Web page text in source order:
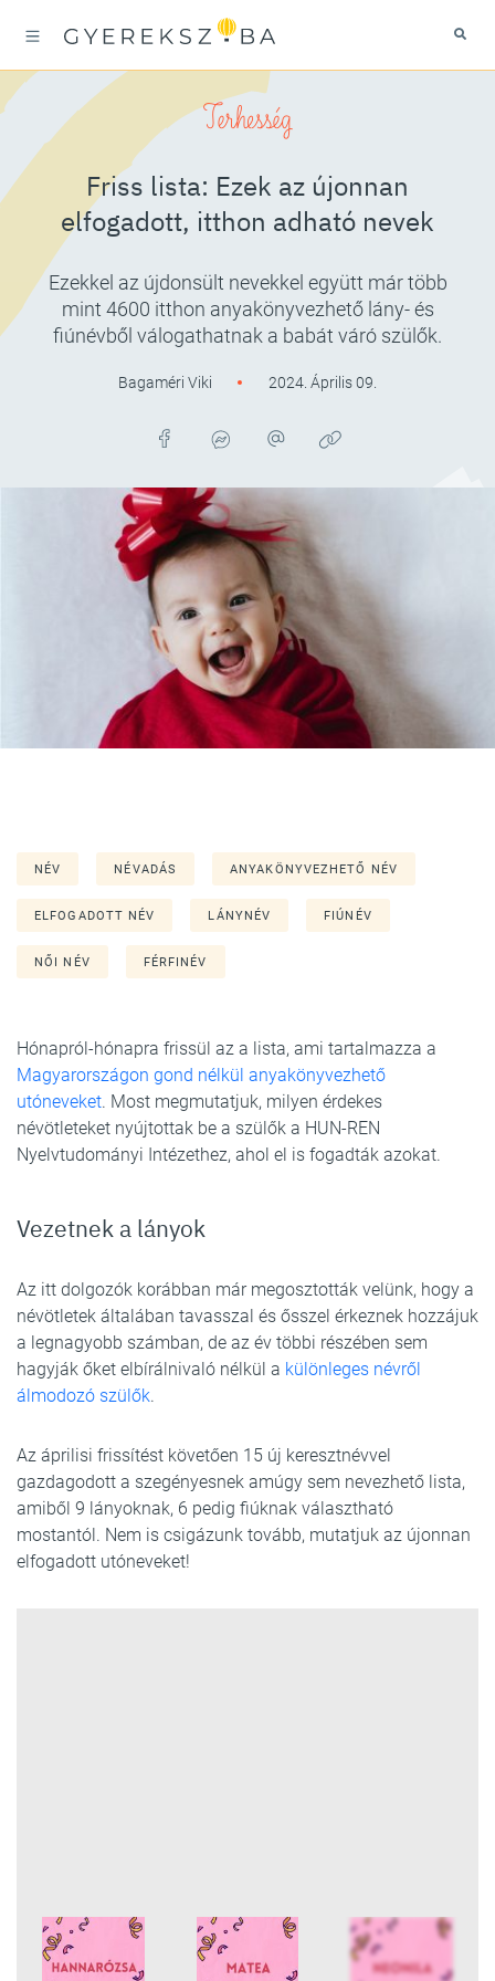
Terhesség
Friss lista: Ezek az újonnan
elfogadott, itthon adható nevek
Ezekkel az újdonsült nevekkel együtt már több
mint 4600 itthon anyakönyvezhető lány- és
fiúnévből válogathatnak a babát váró szülők.
Bagaméri Viki 2024. Április 09.
NÉV NÉVADÁS ANYAKÖNYVEZHETŐ NÉV
ELFOGADOTT NÉV LÁNYNÉV FIÚNÉV
NŐI NÉV FÉRFINÉV
Hónapról-hónapra frissül az a lista, ami tartalmazza a
Magyarországon gond nélkül anyakönyvezhető
utóneveket. Most megmutatjuk, milyen érdekes
névötleteket nyújtottak be a szülők a HUN-REN
Nyelvtudományi Intézethez, ahol el is fogadták azokat.
Vezetnek a lányok
Az itt dolgozók korábban már megosztották velünk, hogy a
névötletek általában tavasszal és ősszel érkeznek hozzájuk
a legnagyobb számban, de az év többi részében sem
hagyják őket elbírálnivaló nélkül a különleges névről
álmodozó szülők.
Az áprilisi frissítést követően 15 új keresztnévvel
gazdagodott a szegényesnek amúgy sem nevezhető lista,
amiből 9 lányoknak, 6 pedig fiúknak választható
mostantól. Nem is csigázunk tovább, mutatjuk az újonnan
elfogadott utóneveket!